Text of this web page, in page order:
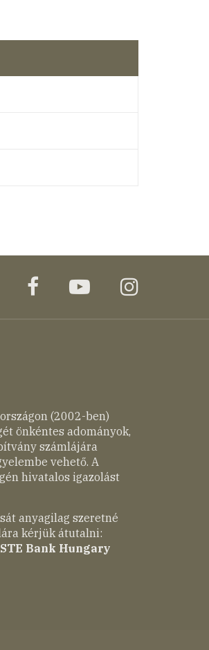
facebookyoutube
(2002-ben)
önkéntes adományok,
számlájára
vehető. A
hivatalos igazolást
anyagilag szeretné
kérjük átutalni:
Bank Hungary